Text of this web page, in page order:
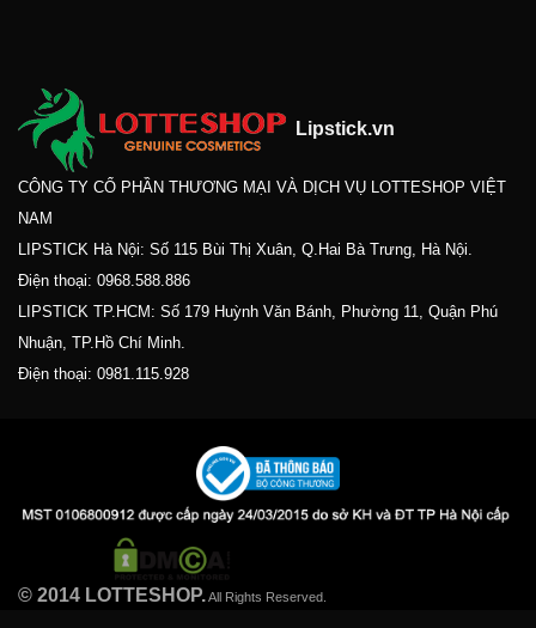
Lipstick.vn
CÔNG TY CỔ PHẦN THƯƠNG MẠI VÀ DỊCH VỤ LOTTESHOP VIỆT
NAM
LIPSTICK Hà Nội: Số 115 Bùi Thị Xuân, Q.Hai Bà Trưng, Hà Nội.
Điện thoại: 0968.588.886
LIPSTICK TP.HCM: Số 179 Huỳnh Văn Bánh, Phường 11, Quận Phú
Nhuận, TP.Hồ Chí Minh.
Điện thoại: 0981.115.928
© 2014 LOTTESHOP.All Rights Reserved.